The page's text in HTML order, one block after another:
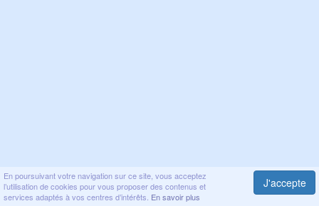
En poursuivant votre navigation sur ce site, vous acceptez
l’utilisation de cookies pour vous proposer des contenus et
services adaptés à vos centres d’intérêts. En savoir plus
J'accepte